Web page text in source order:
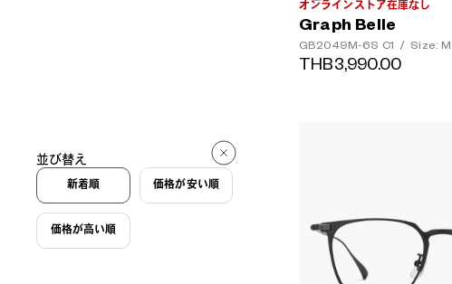
並び替え
新着順 価格が安い順
価格が高い順
オンラインストア在庫なし
Graph Belle
GB2049M-6S C1 / Size: M
THB3,990.00